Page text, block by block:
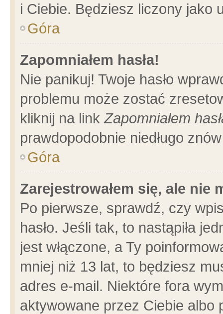
i Ciebie. Będziesz liczony jako
Góra
Zapomniałem hasła!
Nie panikuj! Twoje hasło
problemu może zostać
kliknij na linkZapomniałem
prawdopodobnie niedługo
Góra
Zarejestrowałem się, ale nie
Po pierwsze, sprawdź, czy
hasło. Jeśli tak, to nastąpiła
jest włączone, a Ty
mniej niż 13 lat, to będziesz
adres e-mail. Niektóre fora
aktywowane przez Ciebie albo